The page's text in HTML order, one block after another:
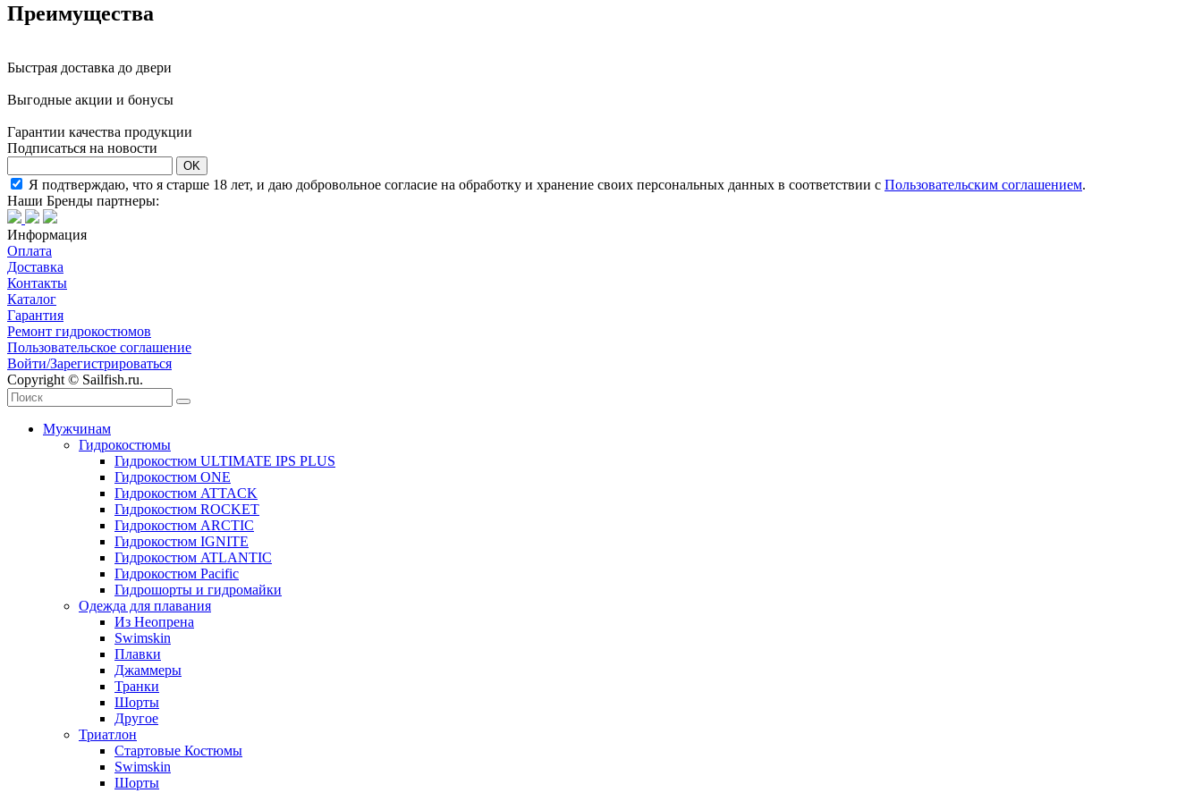
Преимущества
Быстрая доставка до двери
Выгодные акции и бонусы
Гарантии качества продукции
Подписаться на новости
OK
Я подтверждаю, что я старше 18 лет, и даю добровольное согласие на обработку и хранение своих персональных данных в соответствии с Пользовательским соглашением.
Наши Бренды партнеры:
Информация
Оплата
Доставка
Контакты
Каталог
Гарантия
Ремонт гидрокостюмов
Пользовательское соглашение
Войти/Зарегистрироваться
Copyright © Sailfish.ru.
Мужчинам
Гидрокостюмы
Гидрокостюм ULTIMATE IPS PLUS
Гидрокостюм ONE
Гидрокостюм ATTACK
Гидрокостюм ROCKET
Гидрокостюм ARCTIC
Гидрокостюм IGNITE
Гидрокостюм ATLANTIC
Гидрокостюм Pacific
Гидрошорты и гидромайки
Одежда для плавания
Из Неопрена
Swimskin
Плавки
Джаммеры
Транки
Шорты
Другое
Триатлон
Стартовые Костюмы
Swimskin
Шорты